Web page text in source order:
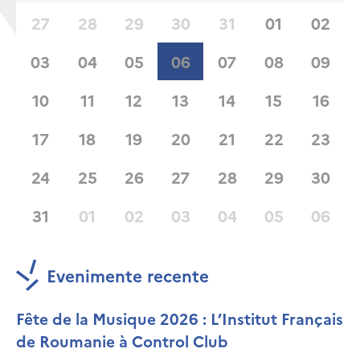
27 28 29 30 31 01
02
03
04 05 06 07 08
09
10
11 12 13 14 15
16
17
18 19 20 21 22
23
24
25 26 27 28 29
30
31
01 02 03 04 05 06
Evenimente recente
Fête de la Musique 2026 : L’Institut Français
de Roumanie à Control Club